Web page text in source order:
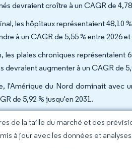
devraient croître à un CAGR de
les hôpitaux représentaient 48,10
à un CAGR de 5,55 % entre 2026 et
les plaies chroniques représentaient
devraient augmenter à un CAGR de
l'Amérique du Nord dominait avec
de 5,92 % jusqu'en 2031.
de la taille du marché et des
à jour avec les données et